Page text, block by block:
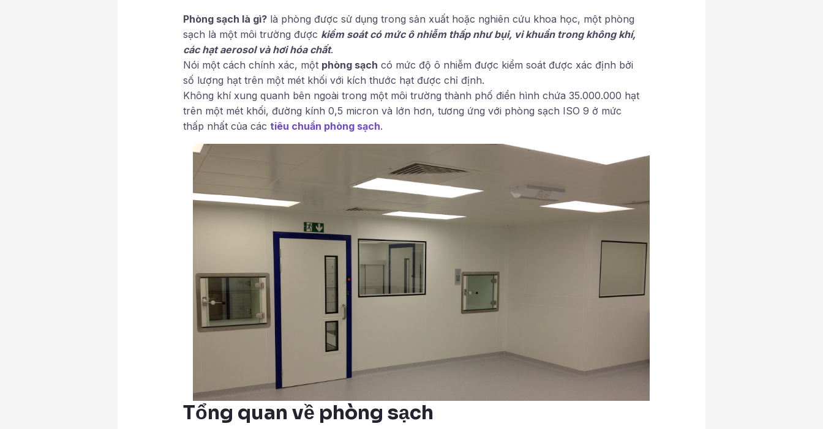
Phòng sạch là gì?là phòng được sử dụng trong sản xuất hoặc nghiên cứu khoa học, một phòng
sạch là một môi trường được kiểm soát có mức ô nhiễm thấp như bụi, vi khuẩn trong không khí,
các hạt aerosol và hơi hóa chất.
Nói một cách chính xác, một phòng sạch có mức độ ô nhiễm được kiểm soát được xác định bởi
số lượng hạt trên một mét khối với kích thước hạt được chỉ định.
Không khí xung quanh bên ngoài trong một môi trường thành phố điển hình chứa 35.000.000 hạt
trên một mét khối, đường kính 0,5 micron và lớn hơn, tương ứng với phòng sạch ISO 9 ở mức
thấp nhất của các tiêu chuẩn phòng sạch.
Tổng quan về phòng sạch